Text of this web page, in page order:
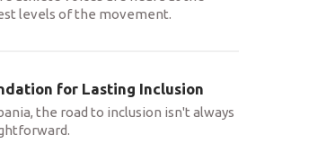
levels of the movement.
for Lasting Inclusion
the road to inclusion isn't always